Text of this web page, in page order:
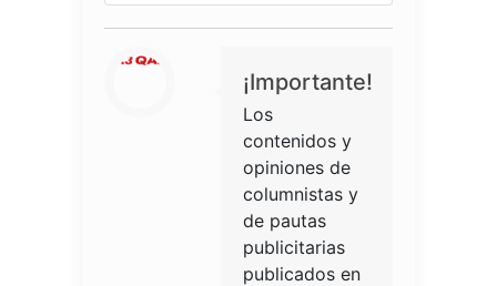
¡Importante!
Los
contenidos y
opiniones de
columnistas y
de pautas
publicitarias
publicados en